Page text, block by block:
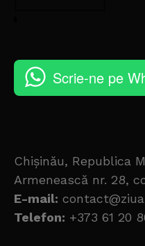
Scrie-ne pe
Chișinău, Republica
Armenească nr. 28,
E-mail:
Telefon: +373 61 20